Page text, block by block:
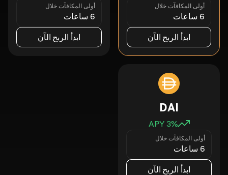
أولى المكافآت خلال
6 ساعات
ابدأ الربح الآن
أولى المكافآت خلال
6 ساعات
ابدأ الربح الآن
DAI
3% APY
أولى المكافآت خلال
6 ساعات
ابدأ الربح الآن